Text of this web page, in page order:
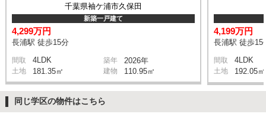
千葉県袖ケ浦市久保田
新築一戸建て
4,299万円
長浦駅 徒歩15分
間取 4LDK 築年 2026年
土地 181.35㎡ 建物 110.95㎡
4,199万円
長浦駅 徒歩15
間取 4LDK
土地 192.05㎡
同じ学区の物件はこちら